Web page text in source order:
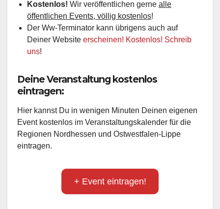
Kostenlos! Wir veröffentlichen gerne alle
öffentlichen Events, völlig kostenlos!
Der Ww-Terminator kann übrigens auch auf
Deiner Website erscheinen! Kostenlos! Schreib
uns!
Deine Veranstaltung kostenlos
eintragen:
Hier kannst Du in wenigen Minuten Deinen eigenen
Event kostenlos im Veranstaltungskalender für die
Regionen Nordhessen und Ostwestfalen-Lippe
eintragen.
+ Event eintragen!